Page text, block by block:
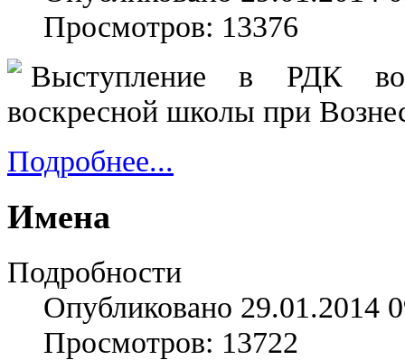
Просмотров: 13376
Выступление в РДК
воскресной школы при
Подробнее...
Имена
Подробности
Опубликовано 29.01.2014
Просмотров: 13722